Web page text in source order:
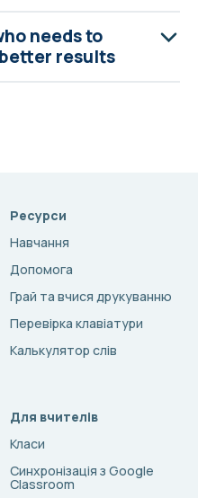
needs to
results
Ресурси
Навчання
Допомога
Грай та вчися друкуванню
Перевірка клавіатури
Калькулятор слів
Для вчителів
Класи
Синхронізація з Google
Classroom